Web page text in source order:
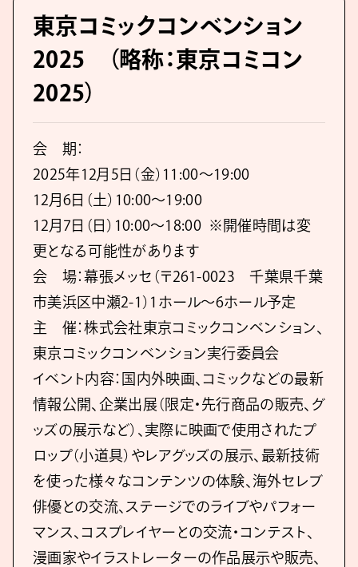
東京コミックコンベンション
2025 （略称：東京コミコン
2025）
会 期：
2025年12月5日（金）11:00～19:00
12月6日（土）10:00～19:00
12月7日（日）10:00～18:00 ※開催時間は変
更となる可能性があります
会 場：幕張メッセ（〒261-0023 千葉県千葉
市美浜区中瀬2-1）1ホール～6ホール予定
主 催：株式会社東京コミックコンベンション、
東京コミックコンベンション実行委員会
イベント内容：国内外映画、コミックなどの最新
情報公開、企業出展（限定・先行商品の販売、グ
ッズの展示など）、実際に映画で使用されたプ
ロップ（小道具）やレアグッズの展示、最新技術
を使った様々なコンテンツの体験、海外セレブ
俳優との交流、ステージでのライブやパフォー
マンス、コスプレイヤーとの交流・コンテスト、
漫画家やイラストレーターの作品展示や販売、